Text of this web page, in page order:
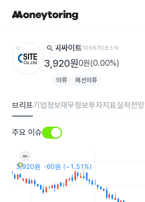
star search 씨싸이트109670코스닥
3,920원0원(0.00%)
의류 패션의류
브리프기업정보재무정보투자지표실적전망
주요 이슈